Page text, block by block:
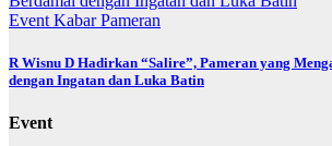
Event KabarPameran
R Wisnu D Hadirkan “Salire”, Pameran yang
dengan Ingatan dan Luka Batin
Event